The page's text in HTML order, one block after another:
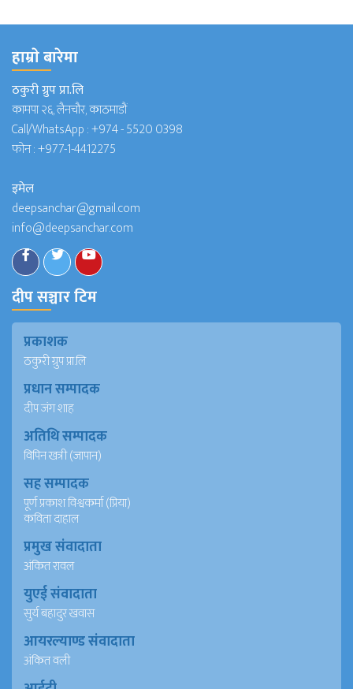
हाम्राे बारेमा
ठकुरी ग्रुप प्रा.लि
कामपा २६, लैनचौर, काठमाडौं
Call/WhatsApp :+974 - 5520 0398
फोन :+977-1-4412275
इमेल
deepsanchar@gmail.com
info@deepsanchar.com
दीप सञ्चार टिम
प्रकाशक
ठकुरी ग्रुप प्रा.लि
प्रधान सम्पादक
दीप जंग शाह
अतिथि सम्पादक
विपिन खत्री (जापान)
सह सम्पादक
पूर्ण प्रकाश विश्वकर्मा (प्रिया)
कविता दाहाल
प्रमुख संवादाता
अंकित रावल
युएई संवादाता
सुर्य बहादुर खवास
आयरल्याण्ड संवादाता
अंकित वली